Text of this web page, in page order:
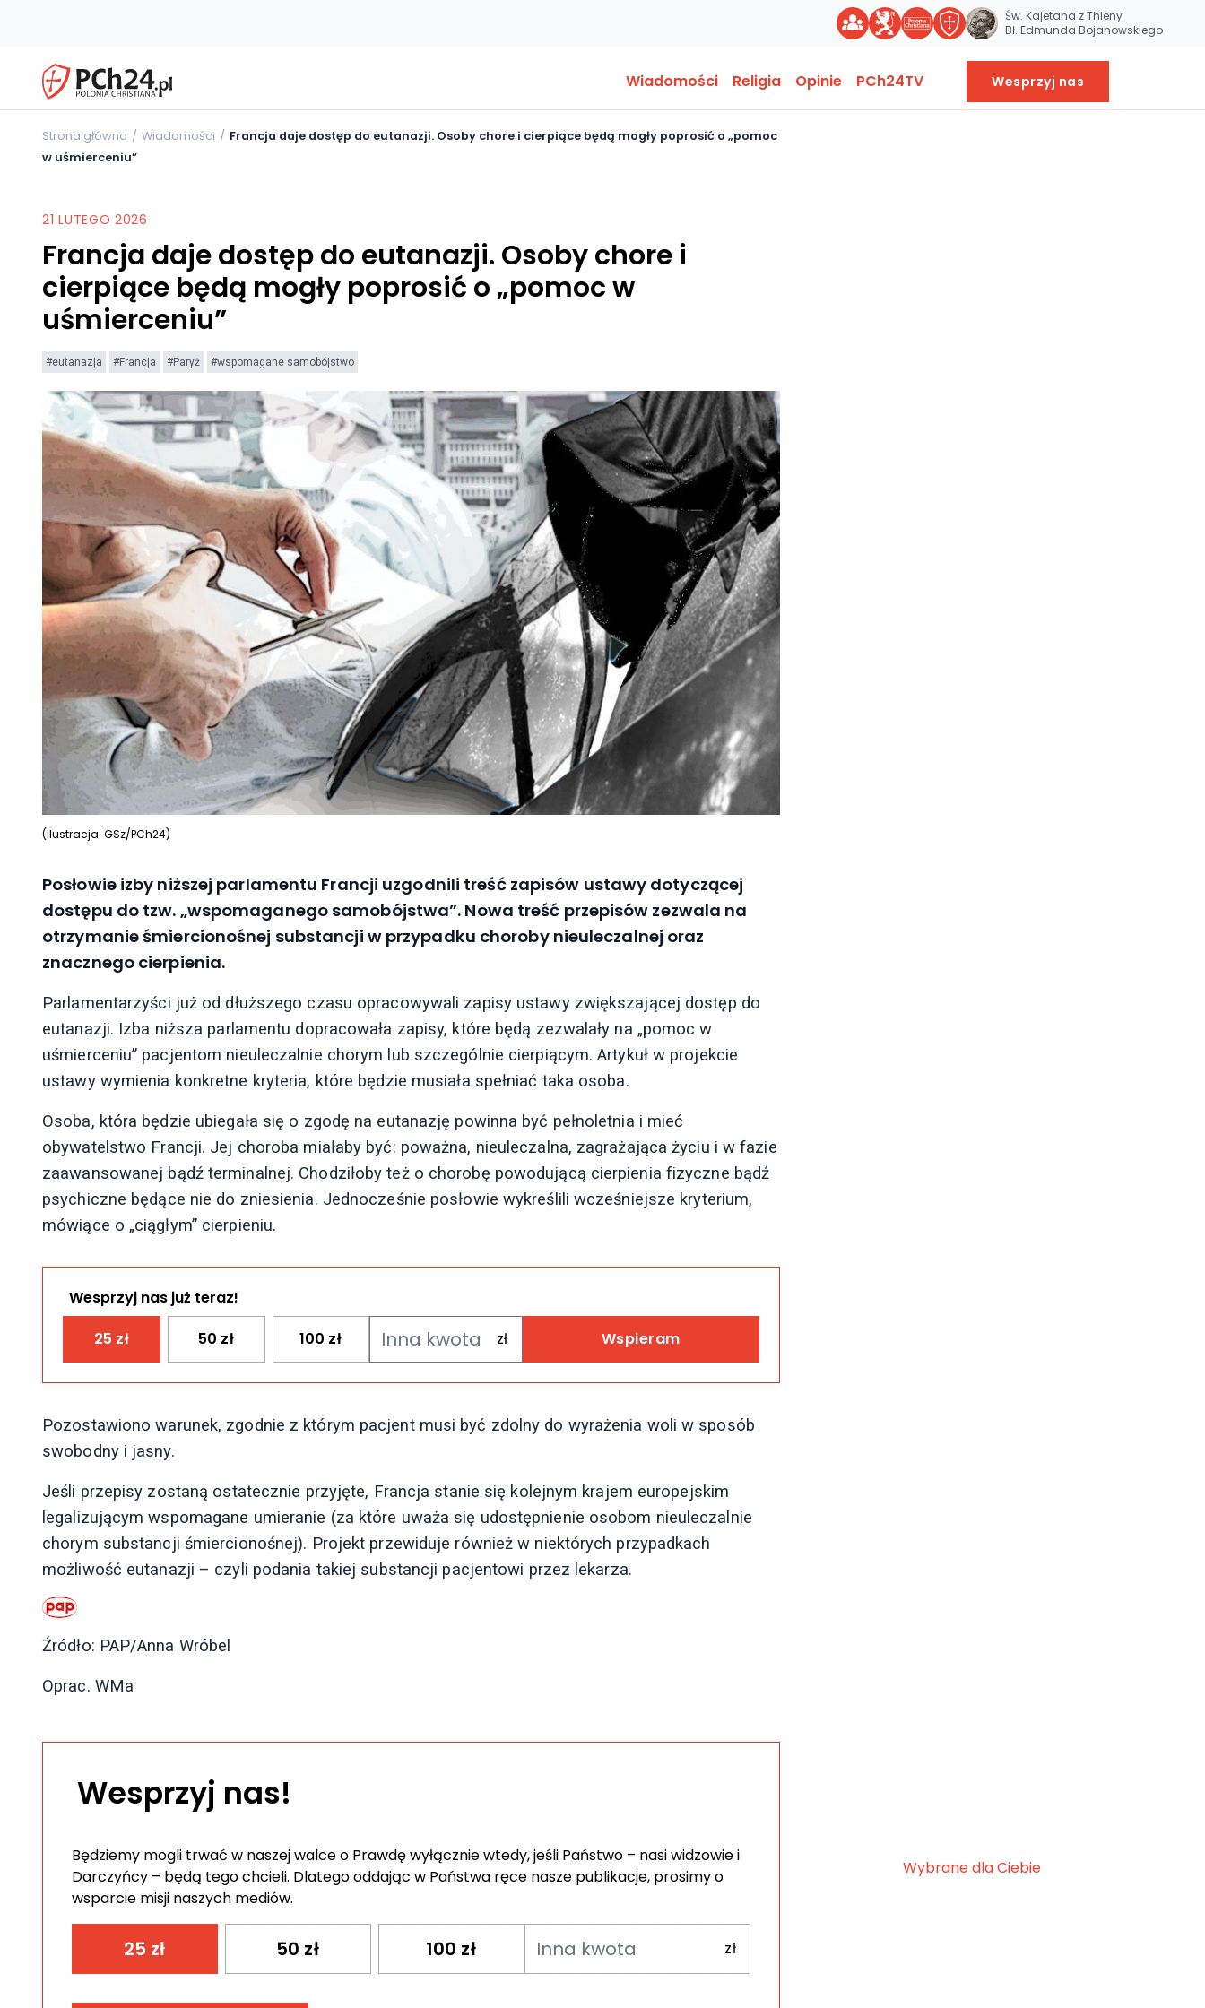
Św. Kajetana z Thieny
Bł. Edmunda Bojanowskiego
Wiadomości Religia Opinie PCh24TV Wesprzyj nas
Strona główna Wiadomości
Francja daje dostęp do eutanazji. Osoby chore i cierpiące będą mogły poprosić o „pomoc
w uśmierceniu”
21 LUTEGO 2026
Francja daje dostęp do eutanazji. Osoby chore i
cierpiące będą mogły poprosić o „pomoc w
uśmierceniu”
#eutanazja #Francja #Paryż #wspomagane samobójstwo
(Ilustracja: GSz/PCh24)
Posłowie izby niższej parlamentu Francji uzgodnili treść zapisów ustawy dotyczącej
dostępu do tzw. „wspomaganego samobójstwa”. Nowa treść przepisów zezwala na
otrzymanie śmiercionośnej substancji w przypadku choroby nieuleczalnej oraz
znacznego cierpienia.
Parlamentarzyści już od dłuższego czasu opracowywali zapisy ustawy zwiększającej dostęp do
eutanazji. Izba niższa parlamentu dopracowała zapisy, które będą zezwalały na „pomoc w
uśmierceniu” pacjentom nieuleczalnie chorym lub szczególnie cierpiącym. Artykuł w projekcie
ustawy wymienia konkretne kryteria, które będzie musiała spełniać taka osoba.
Osoba, która będzie ubiegała się o zgodę na eutanazję powinna być pełnoletnia i mieć
obywatelstwo Francji. Jej choroba miałaby być: poważna, nieuleczalna, zagrażająca życiu i w fazie
zaawansowanej bądź terminalnej. Chodziłoby też o chorobę powodującą cierpienia fizyczne bądź
psychiczne będące nie do zniesienia. Jednocześnie posłowie wykreślili wcześniejsze kryterium,
mówiące o „ciągłym” cierpieniu.
Wesprzyj nas już teraz!
25 zł 50 zł 100 zł Wspieram
Pozostawiono warunek, zgodnie z którym pacjent musi być zdolny do wyrażenia woli w sposób
swobodny i jasny.
Jeśli przepisy zostaną ostatecznie przyjęte, Francja stanie się kolejnym krajem europejskim
legalizującym wspomagane umieranie (za które uważa się udostępnienie osobom nieuleczalnie
chorym substancji śmiercionośnej). Projekt przewiduje również w niektórych przypadkach
możliwość eutanazji – czyli podania takiej substancji pacjentowi przez lekarza.
Źródło: PAP/Anna Wróbel
Oprac. WMa
Wesprzyj nas!
Będziemy mogli trwać w naszej walce o Prawdę wyłącznie wtedy, jeśli Państwo – nasi widzowie i
Darczyńcy – będą tego chcieli. Dlatego oddając w Państwa ręce nasze publikacje, prosimy o
wsparcie misji naszych mediów.
25 zł 50 zł 100 zł
Wybrane dla Ciebie